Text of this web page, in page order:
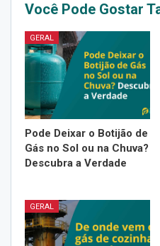
Você Pode Gostar
GERAL
Pode Deixar o Botijão de
Gás no Sol ou na Chuva?
Descubra a Verdade
GERAL